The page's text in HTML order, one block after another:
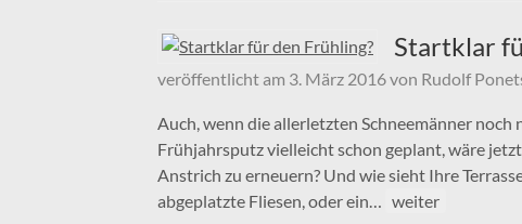
Startklar
veröffentlicht am 3. März 2016von Rudolf
Auch, wenn die allerletzten Schneemänner
Frühjahrsputz vielleicht schon geplant, wäre
Anstrich zu erneuern? Und wie sieht Ihre
abgeplatzte Fliesen, oder ein… weiter